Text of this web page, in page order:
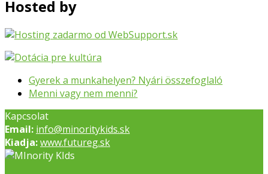
Hosted by
previous
post:
Gyerek a munkahelyen? Nyári összefoglaló
next
Menni vagy nem menni?
Kapcsolat
Email: info@minoritykids.sk
Kiadja:www.futureg.sk